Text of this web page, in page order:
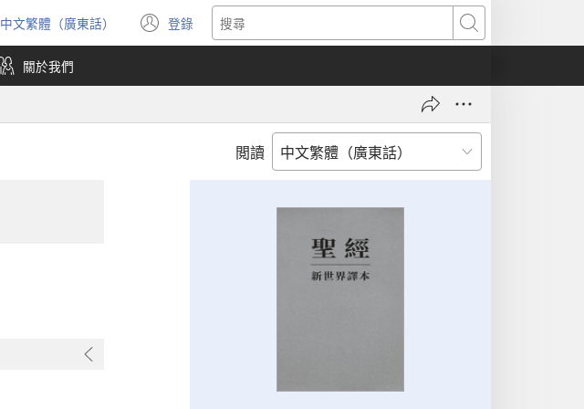
選
擇
語
言
中文繁體（廣東話） 登錄
（開
啟
視
搜
尋
關於我們
閲讀